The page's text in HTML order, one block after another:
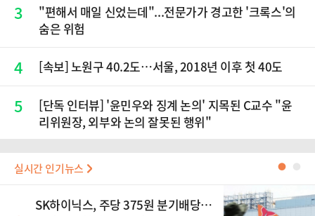
3
"편해서 매일 신었는데"...전문가가 경고한 '크록스'의
숨은 위험
4 [속보] 노원구 40.2도…서울, 2018년 이후 첫 40도
5
[단독 인터뷰] '윤민우와 징계 논의' 지목된 C교수 "윤
리위원장, 외부와 논의 잘못된 행위"
실시간 인기뉴스 ●
SK하이닉스, 주당 375원 분기배당…